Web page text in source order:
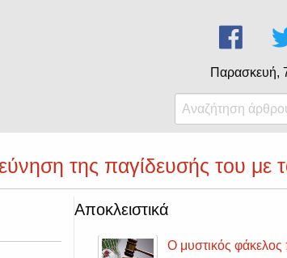
Παρασκευή,
της παγίδευσής του με
Αποκλειστικά
Ο μυστικός φάκελος